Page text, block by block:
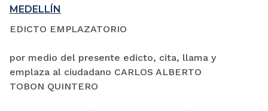
MEDELLÍN
EDICTO EMPLAZATORIO
por medio del presente edicto, cita, llama y
emplaza al ciudadano CARLOS ALBERTO
TOBON QUINTERO